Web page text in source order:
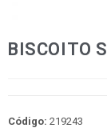
BISCOITO
Código: 219243